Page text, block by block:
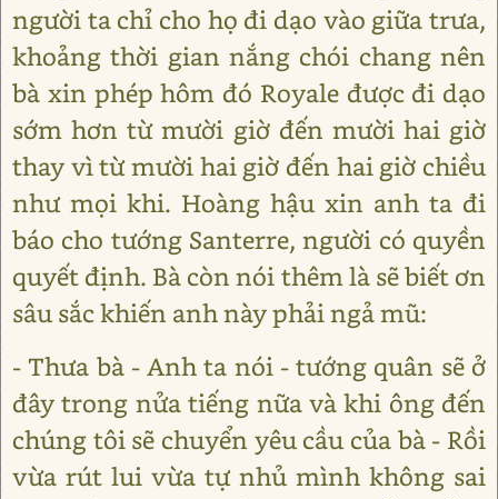
người ta chỉ cho họ đi dạo vào giữa trưa,
khoảng thời gian nắng chói chang nên
bà xin phép hôm đó Royale được đi dạo
sớm hơn từ mười giờ đến mười hai giờ
thay vì từ mười hai giờ đến hai giờ chiều
như mọi khi. Hoàng hậu xin anh ta đi
báo cho tướng Santerre, người có quyền
quyết định. Bà còn nói thêm là sẽ biết ơn
sâu sắc khiến anh này phải ngả mũ:
- Thưa bà - Anh ta nói - tướng quân sẽ ở
đây trong nửa tiếng nữa và khi ông đến
chúng tôi sẽ chuyển yêu cầu của bà - Rồi
vừa rút lui vừa tự nhủ mình không sai